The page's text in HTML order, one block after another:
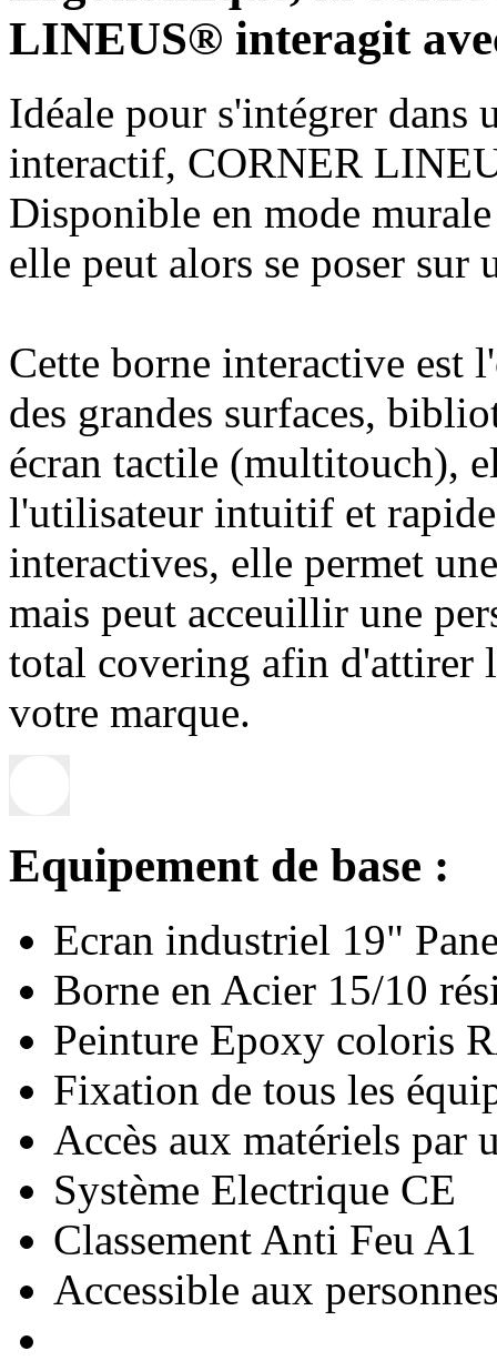
LINEUS® interagit
Idéale pour s'intégrer dans
interactif, CORNER
Disponible en mode
elle peut alors se poser
Cette borne interactive est
des grandes surfaces,
écran tactile (multitouch),
l'utilisateur intuitif et
interactives, elle permet
mais peut acceuillir une
total covering afin d'attirer
votre marque.
Equipement de base :
Ecran industriel 19"
Borne en Acier 15/10
Peinture Epoxy coloris
Fixation de tous les
Accès aux matériels par
Système Electrique CE
Classement Anti Feu A1
Accessible aux